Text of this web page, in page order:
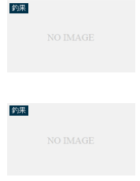
釣果
釣果